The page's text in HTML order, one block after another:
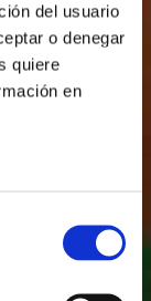
del usuario
o denegar
quiere
en